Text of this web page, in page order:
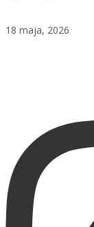
18 maja, 2026